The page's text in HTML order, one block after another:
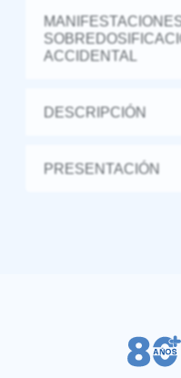
ACCIDENTAL
DESCRIPCIÓN
PRESENTACIÓN